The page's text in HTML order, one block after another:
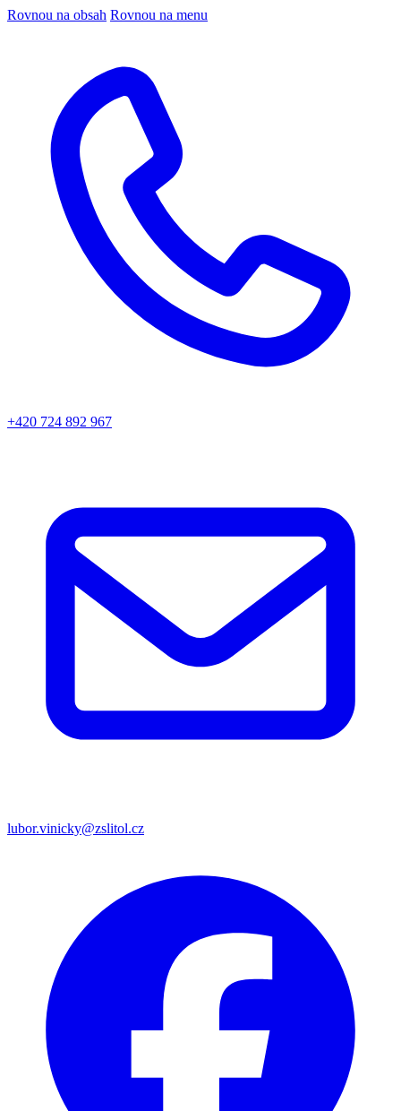
Rovnou na obsah Rovnou na menu
+420 724 892 967
lubor.vinicky@zslitol.cz